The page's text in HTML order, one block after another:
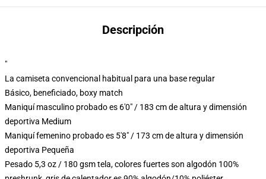
Descripción
"
La camiseta convencional habitual para una base regular
Básico, beneficiado, boxy match
Maniquí masculino probado es 6'0" / 183 cm de altura y dimensión
deportiva Medium
Maniquí femenino probado es 5'8" / 173 cm de altura y dimensión
deportiva Pequeña
Pesado 5,3 oz / 180 gsm tela, colores fuertes son algodón 100%